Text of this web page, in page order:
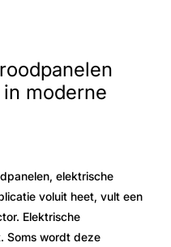
moderne
elektrische
voluit heet, vult een
Elektrische
Soms wordt deze